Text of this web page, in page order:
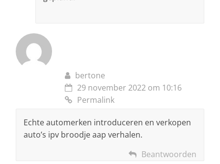
bertone
29 november 2022 om 10:16
Permalink
Echte automerken introduceren en verkopen
auto’s ipv broodje aap verhalen.
Beantwoorden